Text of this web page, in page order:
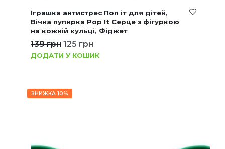
Іграшка антистрес Поп іт для дітей,
Вічна пупирка Pop It Серце з фігуркою
на кожній кульці, Фіджет
139грн 125 грн
ДОДАТИ У КОШИК
ЗНИЖКА 10%